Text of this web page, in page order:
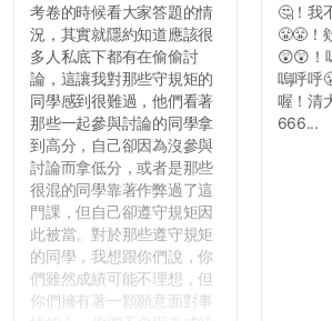
考卷的時候看大家答題的情
況，其實就隱約知道應該很
多人私底下都有在偷偷討
論，這讓我對那些守規矩的
同學感到很難過，他們看著
那些一起參與討論的同學拿
到高分，自己卻因為沒參與
討論而拿低分，或者是那些
很混的同學靠著作弊過了這
門課，但自己卻遵守規矩因
此被當。對於那些遵守規矩
的同學，我想跟你們說，你
們雖然成績可能不理想，但
你們擁有著一顆願意面對事
🤔！我
😤😤！
😲😲！
嗚呼呼
喔！清
666...